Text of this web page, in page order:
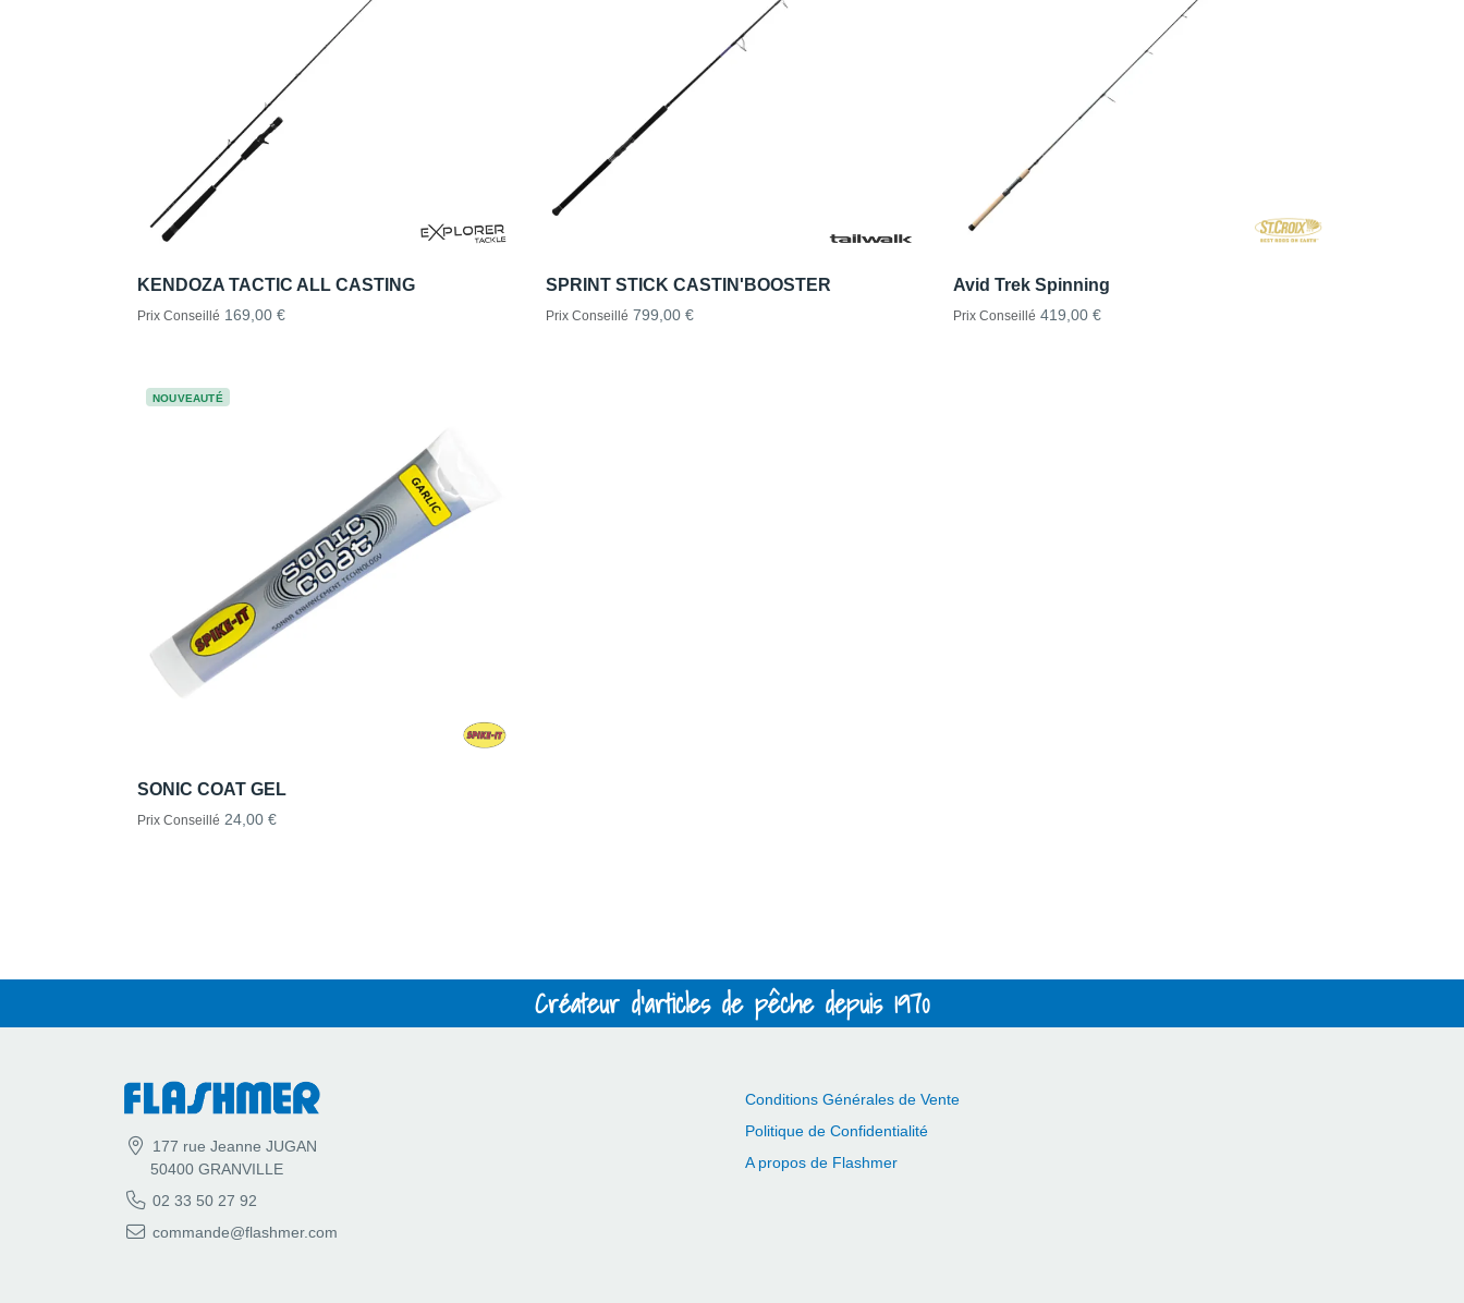
KENDOZA TACTIC ALL CASTING
Prix Conseillé 169,00 €
SPRINT STICK CASTIN'BOOSTER
Prix Conseillé 799,00 €
Avid Trek Spinning
Prix Conseillé 419,00 €
NOUVEAUTÉ
SONIC COAT GEL
Prix Conseillé 24,00 €
Créateur d'articles de pêche depuis 1970
177 rue Jeanne JUGAN
50400 GRANVILLE
02 33 50 27 92
commande@flashmer.com
Conditions Générales de Vente
Politique de Confidentialité
A propos de Flashmer